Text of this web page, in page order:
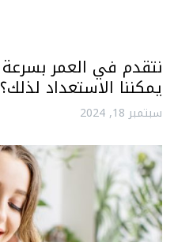
يمكننا الاستعداد لذلك؟
سبتمبر 18, 2024